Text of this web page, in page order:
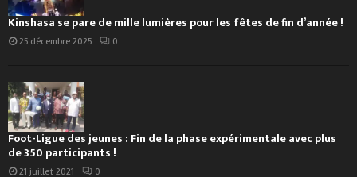
Kinshasa se pare de mille lumières pour les fêtes de fin d’année !
25 décembre 2025 0
Foot-Ligue des jeunes : Fin de la phase expérimentale avec plus
de 350 participants !
21 juillet 2021 0